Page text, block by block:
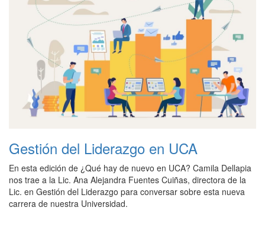
Gestión del Liderazgo en UCA
En esta edición de ¿Qué hay de nuevo en UCA? Camila Dellapia
nos trae a la Lic. Ana Alejandra Fuentes Cuiñas, directora de la
Lic. en Gestión del Liderazgo para conversar sobre esta nueva
carrera de nuestra Universidad.